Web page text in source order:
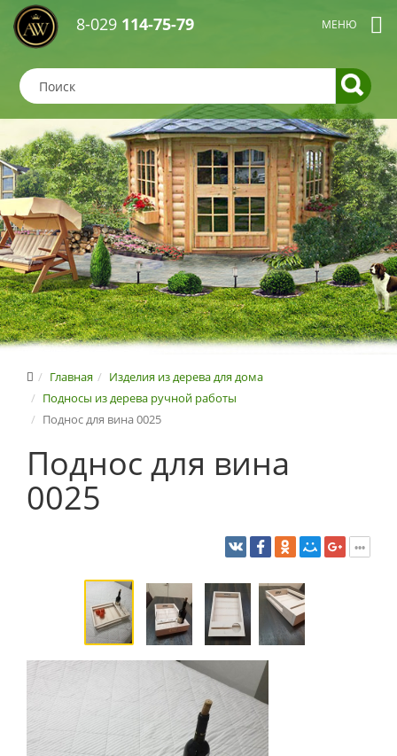
8-029 114-75-79
Главная
Изделия из дерева для дома
Подносы из дерева ручной работы
Поднос для вина 0025
Поднос для вина
0025